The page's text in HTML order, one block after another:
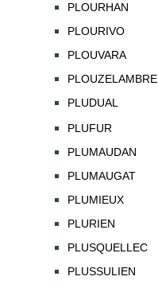
PLOURHAN
PLOURIVO
PLOUVARA
PLOUZELAMBRE
PLUDUAL
PLUFUR
PLUMAUDAN
PLUMAUGAT
PLUMIEUX
PLURIEN
PLUSQUELLEC
PLUSSULIEN